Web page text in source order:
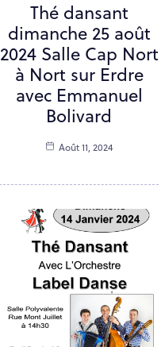
Thé dansant
dimanche 25 août
2024 Salle Cap Nort
à Nort sur Erdre
avec Emmanuel
Bolivard
Août 11, 2024